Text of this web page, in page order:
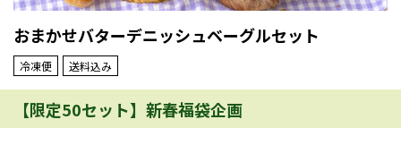
おまかせバターデニッシュベーグルセット
冷凍便 送料込み
【限定50セット】新春福袋企画